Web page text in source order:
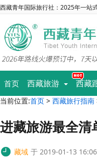
西藏青年国际旅行社：2025年一站
首页 西藏旅游 西藏
当前位置:首页 > 西藏旅行指南
进藏旅游最全清
藏域 于 2019-01-13